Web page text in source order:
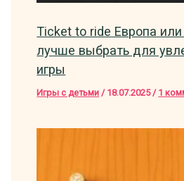
Ticket to ride Европа
лучше выбрать для
игры
Игры с детьми / 18.07.2025/ 1